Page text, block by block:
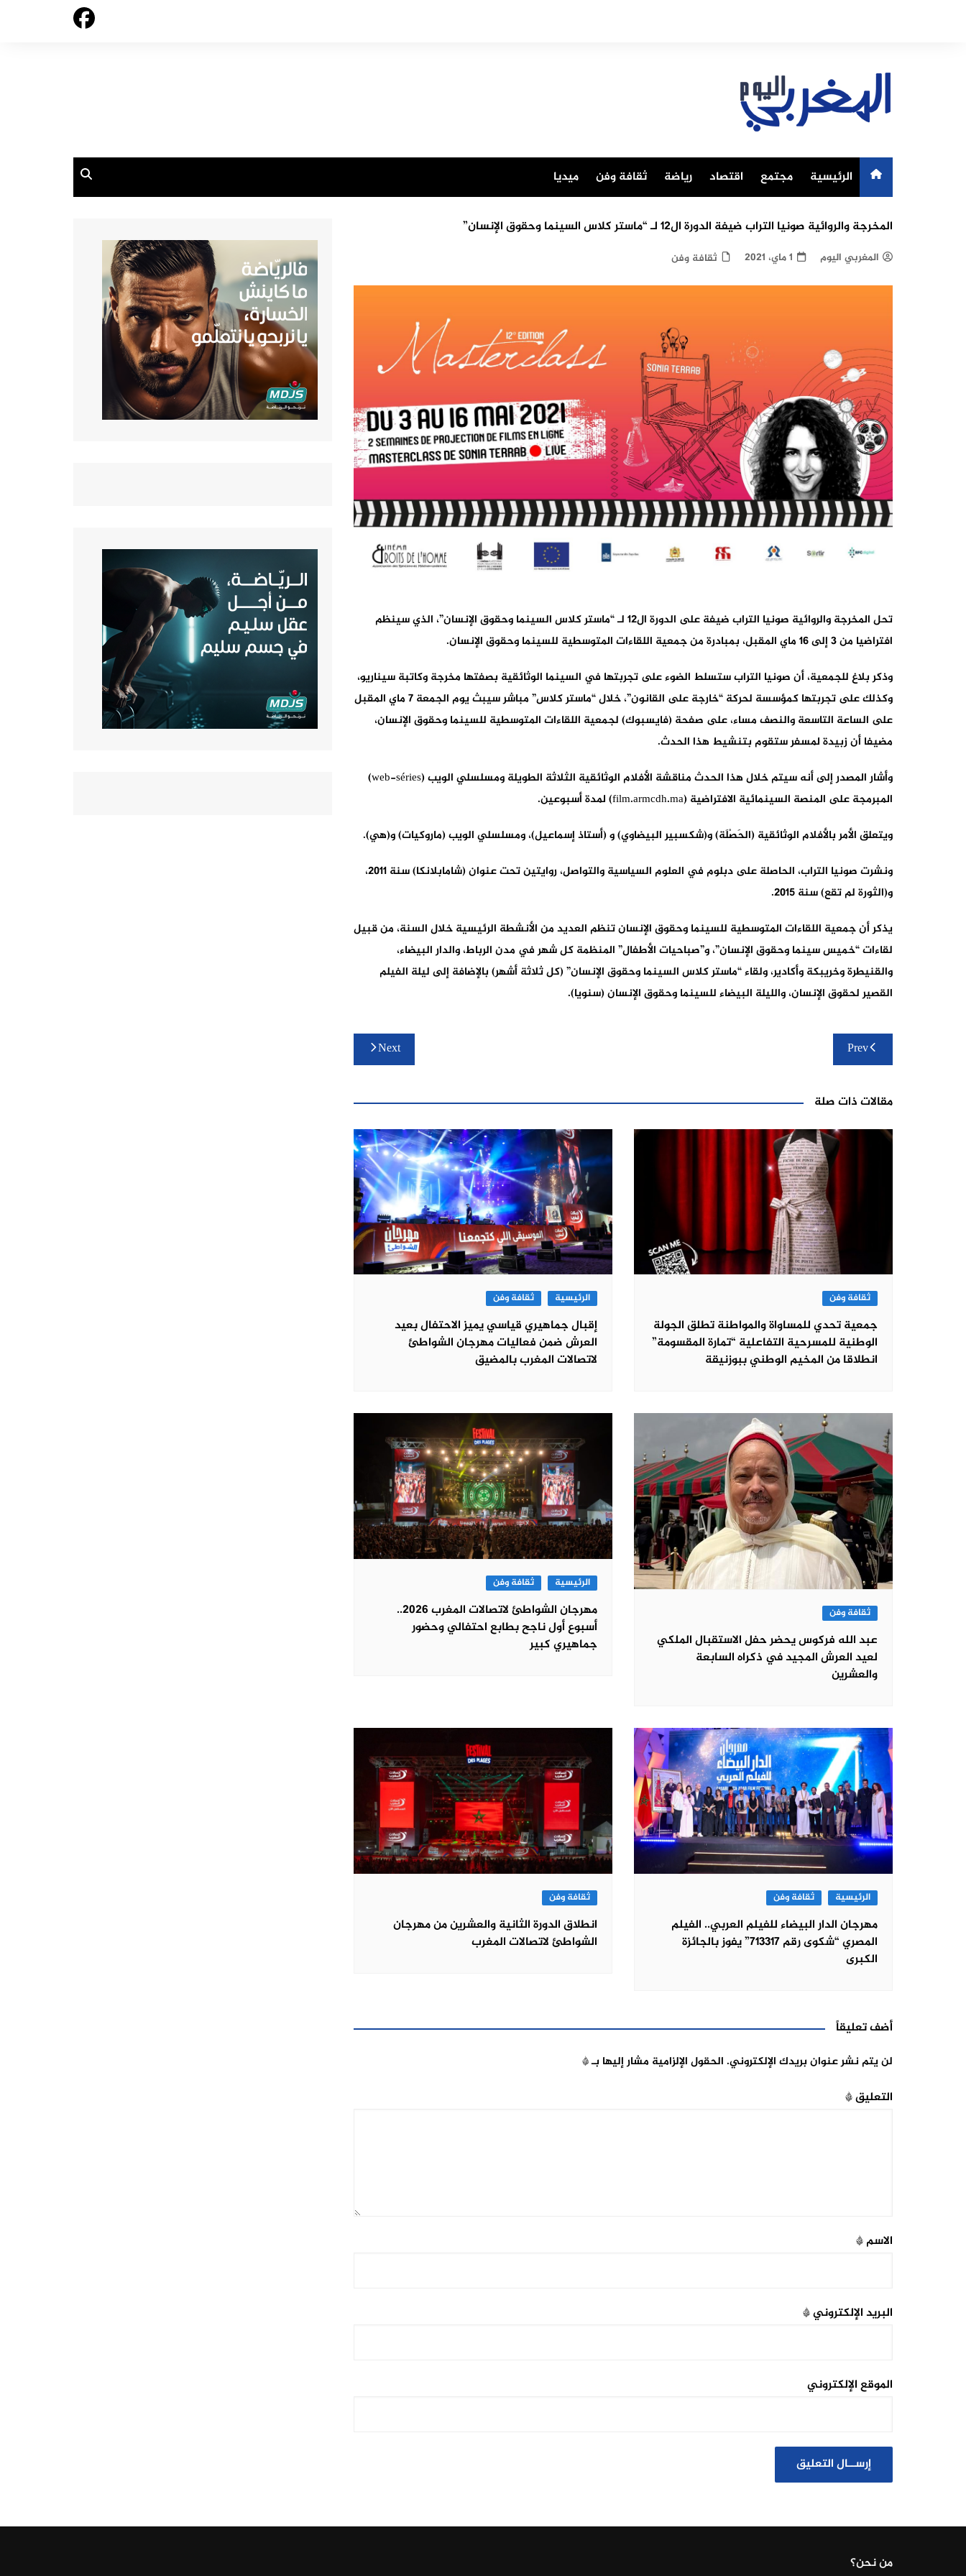
الرئيسية مجتمع اقتصاد رياضة ثقافة وفن ميديا
المخرجة والروائية صونيا التراب ضيفة الدورة ال12 لـ “ماستر كلاس السينما وحقوق الإنسان”
المغربي اليوم 1 ماي، 2021 ثقافة وفن
تحل المخرجة والروائية صونيا التراب ضيفة على الدورة ال12 لـ “ماستر كلاس السينما وحقوق الإنسان”، الذي سينظم
افتراضيا من 3 إلى 16 ماي المقبل، بمبادرة من جمعية اللقاءات المتوسطية للسينما وحقوق الإنسان.
وذكر بلاغ للجمعية، أن صونيا التراب ستسلط الضوء على تجربتها في السينما الوثائقية بصفتها مخرجة وكاتبة سيناريو،
وكذلك على تجربتها كمؤسسة لحركة “خارجة على القانون”، خلال “ماستر كلاس” مباشر سيبث يوم الجمعة 7 ماي المقبل
على الساعة التاسعة والنصف مساء، على صفحة (فايسبوك) لجمعية اللقاءات المتوسطية للسينما وحقوق الإنسان،
مضيفا أن زبيدة لمسفر ستقوم بتنشيط هذا الحدث.
وأشار المصدر إلى أنه سيتم خلال هذا الحدث مناقشة الأفلام الوثائقية الثلاثة الطويلة ومسلسلي الويب (web-séries)
المبرمجة على المنصة السينمائية الافتراضية (film.armcdh.ma) لمدة أسبوعين.
ويتعلق الأمر بالأفلام الوثائقية (الحَصْلَة) و(شكسبير البيضاوي) و (أستاذ إسماعيل)، ومسلسلي الويب (ماروكيات) و(هي).
ونشرت صونيا التراب، الحاصلة على دبلوم في العلوم السياسية والتواصل، روايتين تحت عنوان (شامابلانكا) سنة 2011،
و(الثورة لم تقع) سنة 2015.
يذكر أن جمعية اللقاءات المتوسطية للسينما وحقوق الإنسان تنظم العديد من الأنشطة الرئيسية خلال السنة، من قبيل
لقاءات “خميس سينما وحقوق الإنسان”، و”صباحيات الأطفال” المنظمة كل شهر في مدن الرباط، والدار البيضاء،
والقنيطرة وخريبكة وأكادير، ولقاء “ماستر كلاس السينما وحقوق الإنسان” (كل ثلاثة أشهر) بالإضافة إلى ليلة الفيلم
القصير لحقوق الإنسان، والليلة البيضاء للسينما وحقوق الإنسان (سنويا).
تصفّح
المقالات
Prev
Next
مقالات ذات صلة
ثقافة وفن
جمعية تحدي للمساواة والمواطنة تطلق الجولة
الوطنية للمسرحية التفاعلية “تمارة المقسومة”
انطلاقا من المخيم الوطني ببوزنيقة
الرئيسية ثقافة وفن
إقبال جماهيري قياسي يميز الاحتفال بعيد
العرش ضمن فعاليات مهرجان الشواطئ
لاتصالات المغرب بالمضيق
ثقافة وفن
عبد الله فركوس يحضر حفل الاستقبال الملكي
لعيد العرش المجيد في ذكراه السابعة
والعشرين
الرئيسية ثقافة وفن
مهرجان الشواطئ لاتصالات المغرب 2026..
أسبوع أول ناجح بطابع احتفالي وحضور
جماهيري كبير
الرئيسية ثقافة وفن
مهرجان الدار البيضاء للفيلم العربي.. الفيلم
المصري “شكوى رقم 713317” يفوز بالجائزة
الكبرى
ثقافة وفن
انطلاق الدورة الثانية والعشرين من مهرجان
الشواطئ لاتصالات المغرب
أضف تعليقاً
لن يتم نشر عنوان بريدك الإلكتروني. الحقول الإلزامية مشار إليها بـ*
التعليق*
الاسم*
البريد الإلكتروني*
الموقع الإلكتروني
من نحن؟